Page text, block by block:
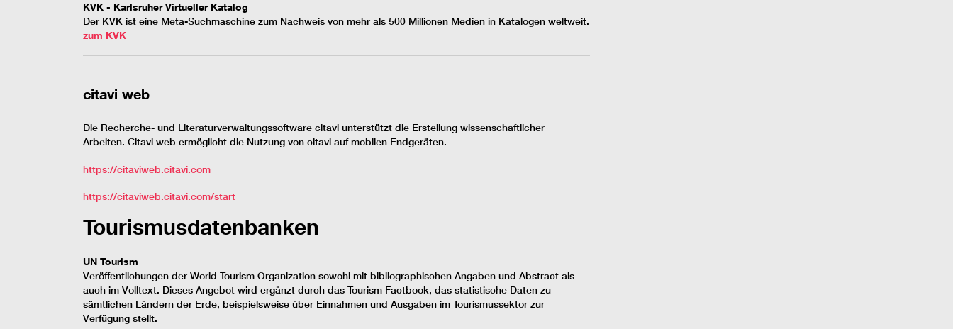
KVK - Karlsruher Virtueller Katalog
Der KVK ist eine Meta-Suchmaschine zum Nachweis von mehr als 500 Millionen Medien in Katalogen weltweit.
zum KVK
citavi web
Die Recherche- und Literaturverwaltungssoftware citavi unterstützt die Erstellung wissenschaftlicher
Arbeiten. Citavi web ermöglicht die Nutzung von citavi auf mobilen Endgeräten.
https://citaviweb.citavi.com
https://citaviweb.citavi.com/start
Tourismusdatenbanken
UN Tourism
Veröffentlichungen der World Tourism Organization sowohl mit bibliographischen Angaben und Abstract als
auch im Volltext. Dieses Angebot wird ergänzt durch das Tourism Factbook, das statistische Daten zu
sämtlichen Ländern der Erde, beispielsweise über Einnahmen und Ausgaben im Tourismussektor zur
Verfügung stellt.